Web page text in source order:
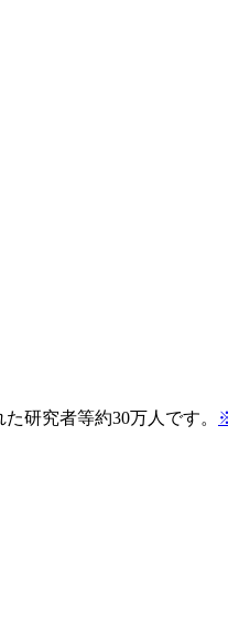
研究者等約30万人です。